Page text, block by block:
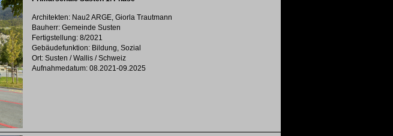
Architekten: Nau2 ARGE, Giorla Trautmann
Bauherr: Gemeinde Susten
Fertigstellung: 8/2021
Gebäudefunktion: Bildung, Sozial
Ort: Susten / Wallis / Schweiz
Aufnahmedatum: 08.2021-09.2025